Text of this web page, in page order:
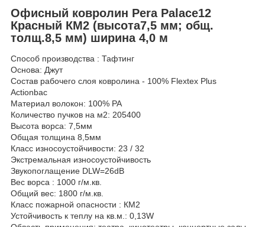
Офисный ковролин Pera Palace12
Красный КМ2 (высота7,5 мм; общ.
толщ.8,5 мм) ширина 4,0 м
Способ производства : Тафтинг
Основа: Джут
Состав рабочего слоя ковролина - 100% Flextex Plus
Actionbac
Материал волокон: 100% РА
Количество пучков на м2: 205400
Высота ворса: 7,5мм
Общая толщина 8,5мм
Класс износоустойчивости: 23 / 32
Экстремальная износоустойчивость
Звукопоглащение DLW=26dB
Вес ворса : 1000 г/м.кв.
Общий вес: 1800 г/м.кв.
Класс пожарной опасности : КМ2
Устойчивость к теплу на кв.м.: 0,13W